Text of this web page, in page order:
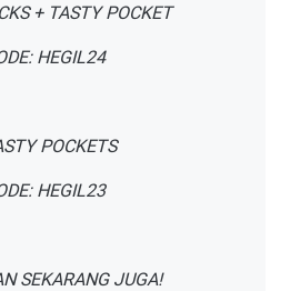
+ TASTY POCKET
HEGIL24
POCKETS
HEGIL23
SEKARANG JUGA!